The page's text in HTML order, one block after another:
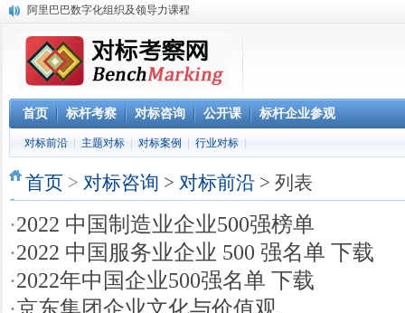
阿里巴巴数字化组织及领导力课程
华南区域标杆企业目录
华北标杆企业目录
华东标杆企业目录
参观深圳柔宇科技 考察产品与技术创新 体验柔性显示3D影院
《解密阿里巴巴政委体系》大纲-1天
赴腾讯参观“向腾讯学管理”六项课程体系
首页 标杆考察 对标咨询 公开课 标杆企业参观
对标前沿 主题对标 对标案例 行业对标
首页 > 对标咨询 > 对标前沿 > 列表
·2022 中国制造业企业500强榜单
·2022 中国服务业企业 500 强名单 下载
·2022年中国企业500强名单 下载
·京东集团企业文化与价值观